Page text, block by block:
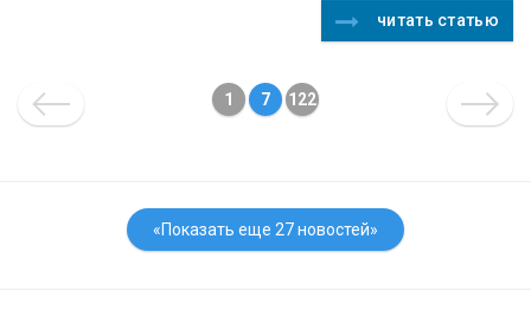
читать статью
1 7 122
«Показать еще 27 новостей»